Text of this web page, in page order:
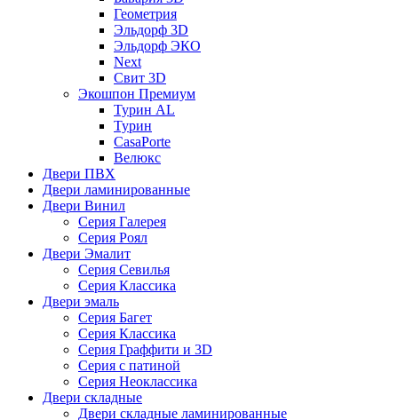
Геометрия
Эльдорф 3D
Эльдорф ЭКО
Next
Свит 3D
Экошпон Премиум
Турин AL
Турин
CasaPorte
Велюкс
Двери ПВХ
Двери ламинированные
Двери Винил
Серия Галерея
Серия Роял
Двери Эмалит
Серия Севилья
Серия Классика
Двери эмаль
Серия Багет
Серия Классика
Серия Граффити и 3D
Серия с патиной
Серия Неоклассика
Двери складные
Двери складные ламинированные